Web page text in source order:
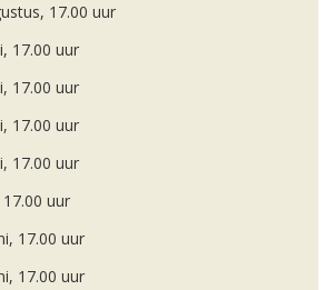
17.00 uur
17.00 uur
17.00 uur
17.00 uur
17.00 uur
uur
17.00 uur
17.00 uur